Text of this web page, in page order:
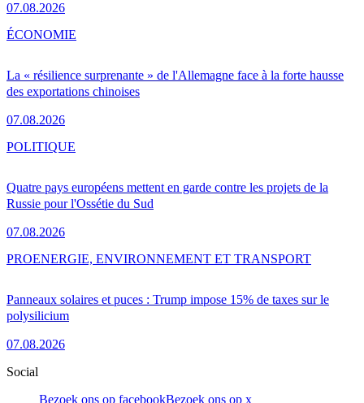
07.08.2026
La « résilience surprenante » de l'Allemagne face à la forte hausse
des exportations chinoises
07.08.2026
ÉCONOMIE
Quatre pays européens mettent en garde contre les projets de la
Russie pour l'Ossétie du Sud
07.08.2026
POLITIQUE
Panneaux solaires et puces : Trump impose 15% de taxes sur le
polysilicium
07.08.2026
PROENERGIE, ENVIRONNEMENT ET TRANSPORT
Social
Bezoek ons op facebookBezoek ons op x